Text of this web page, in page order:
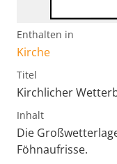
Enthalten in
Kirche
Titel
Kirchlicher
Inhalt
Die
Föhnaufrisse.